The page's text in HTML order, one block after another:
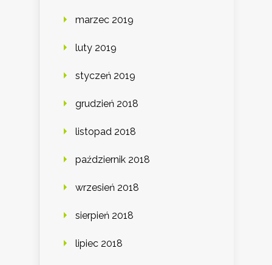
marzec 2019
luty 2019
styczeń 2019
grudzień 2018
listopad 2018
październik 2018
wrzesień 2018
sierpień 2018
lipiec 2018